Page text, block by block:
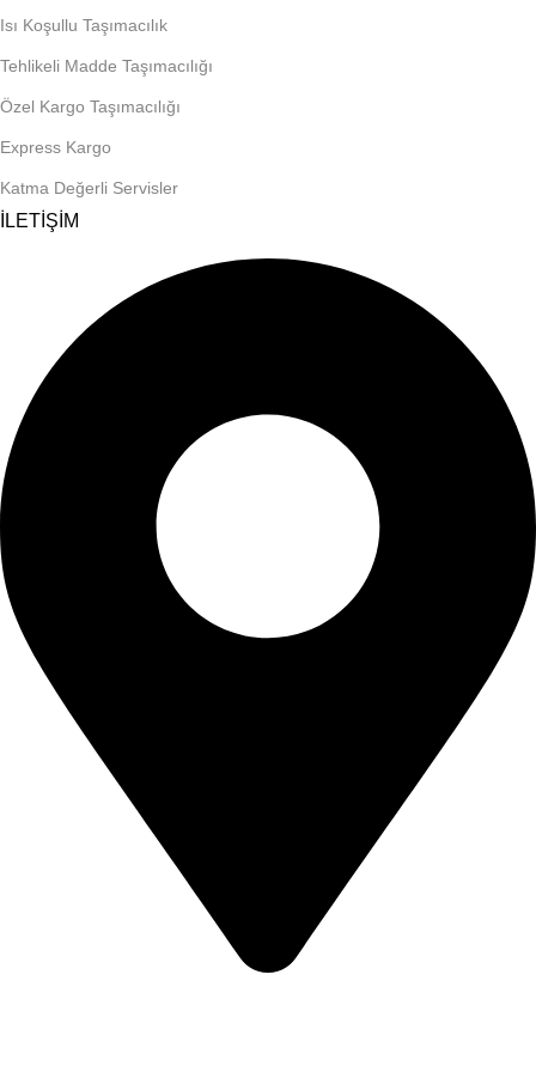
Isı Koşullu Taşımacılık
Tehlikeli Madde Taşımacılığı
Özel Kargo Taşımacılığı
Express Kargo
Katma Değerli Servisler
İLETİŞİM